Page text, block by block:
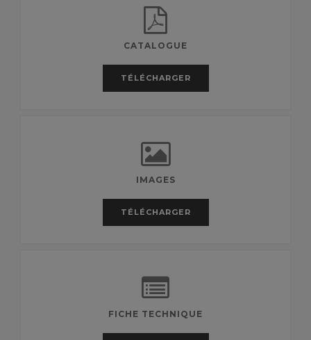
CATALOGUE
TÉLÉCHARGER
IMAGES
TÉLÉCHARGER
FICHE TECHNIQUE